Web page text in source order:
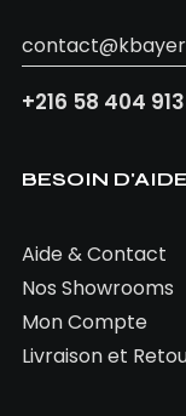
+216 58 404 913
BESOIN D'AIDE
Aide & Contact
Nos Showrooms
Mon Compte
Livraison et